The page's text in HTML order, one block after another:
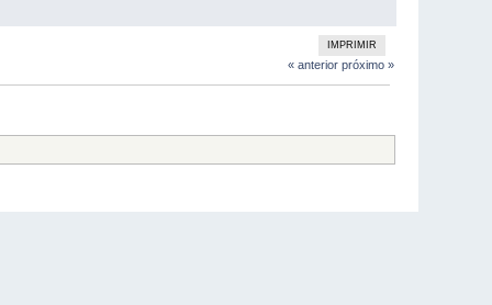
IMPRIMIR
« anterior próximo »